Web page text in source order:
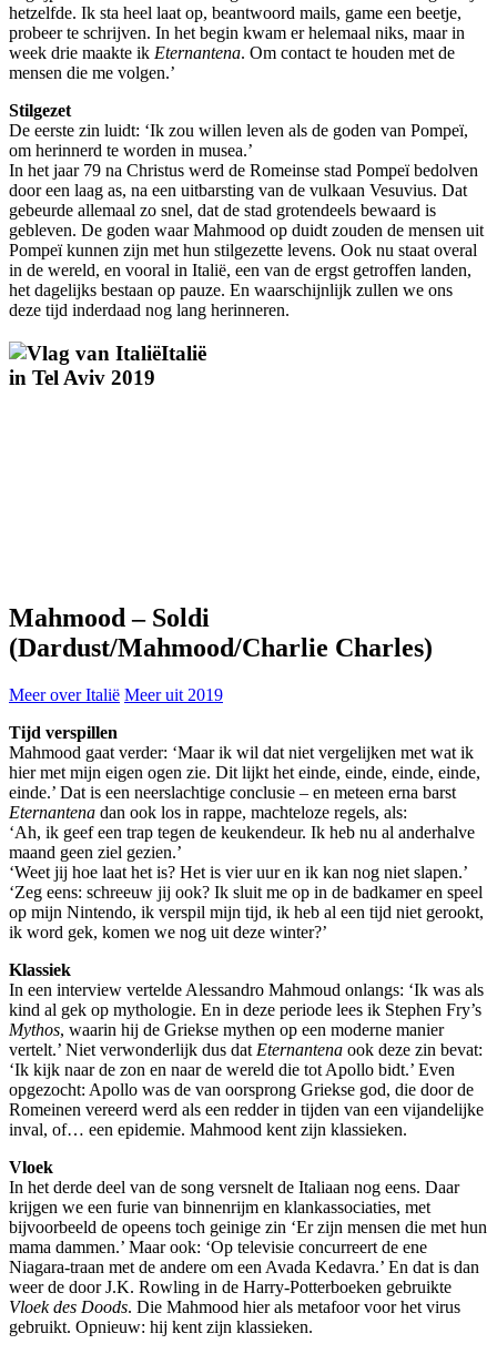
hetzelfde. Ik sta heel laat op, beantwoord mails, game een beetje,
probeer te schrijven. In het begin kwam er helemaal niks, maar in
week drie maakte ik Eternantena. Om contact te houden met de
mensen die me volgen.’
Stilgezet
De eerste zin luidt: ‘Ik zou willen leven als de goden van Pompeï,
om herinnerd te worden in musea.’
In het jaar 79 na Christus werd de Romeinse stad Pompeï bedolven
door een laag as, na een uitbarsting van de vulkaan Vesuvius. Dat
gebeurde allemaal zo snel, dat de stad grotendeels bewaard is
gebleven. De goden waar Mahmood op duidt zouden de mensen uit
Pompeï kunnen zijn met hun stilgezette levens. Ook nu staat overal
in de wereld, en vooral in Italië, een van de ergst getroffen landen,
het dagelijks bestaan op pauze. En waarschijnlijk zullen we ons
deze tijd inderdaad nog lang herinneren.
Italië
in Tel Aviv 2019
Mahmood – Soldi
(Dardust/Mahmood/Charlie Charles)
Meer over Italië Meer uit 2019
Tijd verspillen
Mahmood gaat verder: ‘Maar ik wil dat niet vergelijken met wat ik
hier met mijn eigen ogen zie. Dit lijkt het einde, einde, einde, einde,
einde.’ Dat is een neerslachtige conclusie – en meteen erna barst
Eternantena dan ook los in rappe, machteloze regels, als:
‘Ah, ik geef een trap tegen de keukendeur. Ik heb nu al anderhalve
maand geen ziel gezien.’
‘Weet jij hoe laat het is? Het is vier uur en ik kan nog niet slapen.’
‘Zeg eens: schreeuw jij ook? Ik sluit me op in de badkamer en speel
op mijn Nintendo, ik verspil mijn tijd, ik heb al een tijd niet gerookt,
ik word gek, komen we nog uit deze winter?’
Klassiek
In een interview vertelde Alessandro Mahmoud onlangs: ‘Ik was als
kind al gek op mythologie. En in deze periode lees ik Stephen Fry’s
Mythos, waarin hij de Griekse mythen op een moderne manier
vertelt.’ Niet verwonderlijk dus dat Eternantena ook deze zin bevat:
‘Ik kijk naar de zon en naar de wereld die tot Apollo bidt.’ Even
opgezocht: Apollo was de van oorsprong Griekse god, die door de
Romeinen vereerd werd als een redder in tijden van een vijandelijke
inval, of… een epidemie. Mahmood kent zijn klassieken.
Vloek
In het derde deel van de song versnelt de Italiaan nog eens. Daar
krijgen we een furie van binnenrijm en klankassociaties, met
bijvoorbeeld de opeens toch geinige zin ‘Er zijn mensen die met hun
mama dammen.’ Maar ook: ‘Op televisie concurreert de ene
Niagara-traan met de andere om een Avada Kedavra.’ En dat is dan
weer de door J.K. Rowling in de Harry-Potterboeken gebruikte
Vloek des Doods. Die Mahmood hier als metafoor voor het virus
gebruikt. Opnieuw: hij kent zijn klassieken.